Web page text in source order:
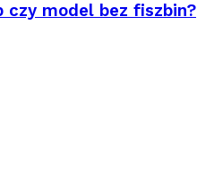
czy model bez fiszbin?